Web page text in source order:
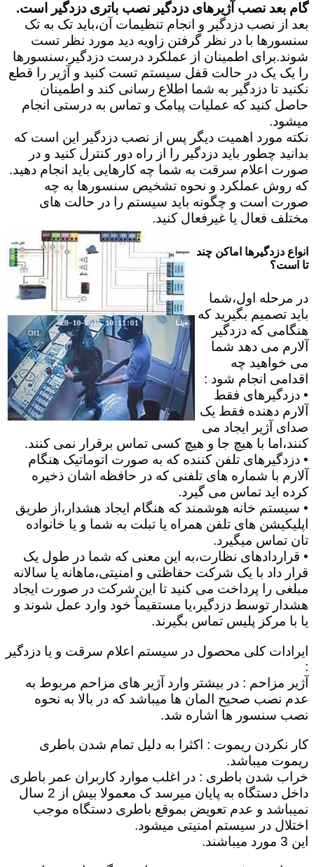
گام بعد نصب آژیرهای دزدگیر نصب باتری دزدگیر است.
بعد از نصب دزدگیر و انجام تنظیمات آن،باید تک به تک
سنسورها با در نظر گرفتن زاویه دید مورد نظر تست
شوند.برای اطمینان از عملکرد درست دزدگیر،سنسورها
را یک یک در حالت قفل سیستم تست کنید و آژیر را قطع
نکنید تا دزدگیر به شما اطلاع رسانی کند و اطمینان
حاصل کنید که عملیات پیامک و تماس به درستی انجام
میشود.
نکته مورد اهمیت دیگر پس از نصب دزدگیر این است که
بدانید چطور باید دزدگیر را از راه دور کنترل کنید و در
صورت اعلام سرقت به شما چه کارهایی باید انجام دهید.
که روش عملکرد و نحوه تشخیص سنسورها به چه
صورت است و چگونه باید سیستم را در حالت های
مختلف فعال یا غیرفعال کنید.
انواع دزدگیرها اماکن چند
تا است؟
در مرحله اول،شما
باید تصمیم بگیرید که
هنگامی که دزدگیر
آلارم می دهد شما
می خواهید چه
اقدامی انجام شود :
• دزدگیرهای فقط
آلارم دهنده فقط یک
صدای آژیر ایجاد می
کنند،اما با هیچ جا و هیچ کسی تماس برقرار نمی کنند.
• دزدگیرهای تلفن کننده که به صورت اتوماتیک هنگام
آلارم با شماره های تلفنی که در حافظه اشان ذخیره
کرده اید تماس می گیرد.
• سیستم خانه هوشمند که هنگام ایجاد هشدار،از طریق
اپلیکیشن های تلفن همراه یا تبلت به شما و یا خانواده
تان تماس میگیرد.
• قراردادهای نظارت،به این معنی که شما در طول یک
قرار داد با یک شرکت حفاظتی و امنیتی،ماهانه یا سالانه
مبلغی را پرداخت می کنید تا این شرکت در صورت ایجاد
هشدار توسط دزدگیر،یا مستقیماٌ خود وارد عمل شوند و
یا با مرکز پلیس تماس بگیرند.
ایرادات کلی محصول در سیستم اعلام سرقت و یا دزدگیر
:
آژیر مزاحم : در بیشتر وارد آژیر های مزاحم مربوط به
عدم نصب صحیح المان ها میباشد که در بالا به نحوه
نصب سنسور ها اشاره شد.
کار نکردن ریموت : اکثرا به دلیل تمام شدن باطری
ریموت میباشد.
خراب شدن باطری : در اغلب موارد کاربران عمر باطری
داخل دستگاه به پایان میرسد ک معمولا بیش از 2 سال
نمیباشد و عدم تعویض بموقع باطری دستگاه موجب
اختلال در سیستم امنیتی میشود.
این 3 مورد میباشند.